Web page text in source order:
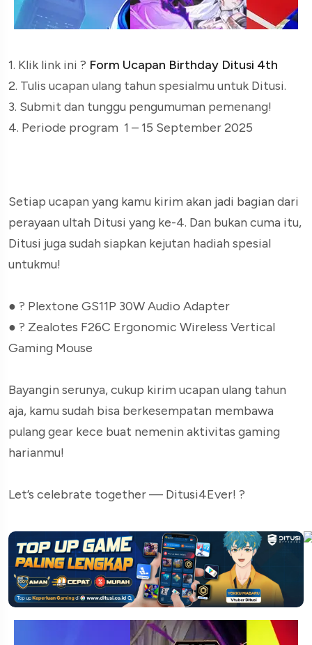
1. Klik link ini ? Form Ucapan Birthday Ditusi 4th
2. Tulis ucapan ulang tahun spesialmu untuk Ditusi.
3. Submit dan tunggu pengumuman pemenang!
4. Periode program 1 – 15 September 2025
Setiap ucapan yang kamu kirim akan jadi bagian dari
perayaan ultah Ditusi yang ke-4. Dan bukan cuma itu,
Ditusi juga sudah siapkan kejutan hadiah spesial
untukmu!
● ? Plextone GS11P 30W Audio Adapter
● ?️ Zealotes F26C Ergonomic Wireless Vertical
Gaming Mouse
Bayangin serunya, cukup kirim ucapan ulang tahun
aja, kamu sudah bisa berkesempatan membawa
pulang gear kece buat nemenin aktivitas gaming
harianmu!
Let’s celebrate together — Ditusi4Ever! ?